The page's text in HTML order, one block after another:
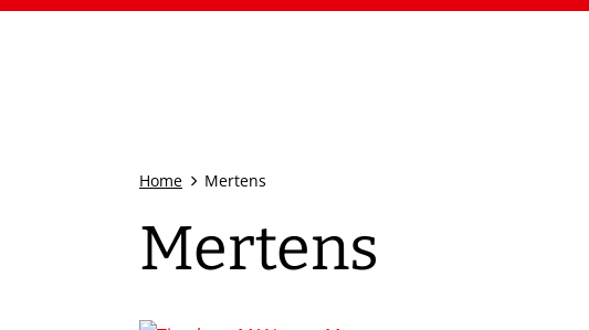
Home Mertens
Mertens